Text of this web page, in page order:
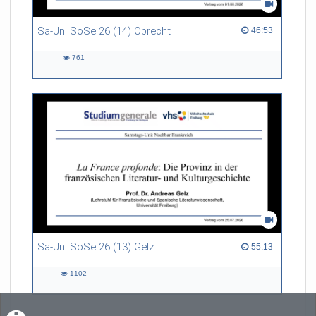
Sa-Uni SoSe 26 (14) Obrecht 46:53
46:53 duration
761
Sa-Uni SoSe 26 (13) Gelz 55:13
55:13 duration
1102